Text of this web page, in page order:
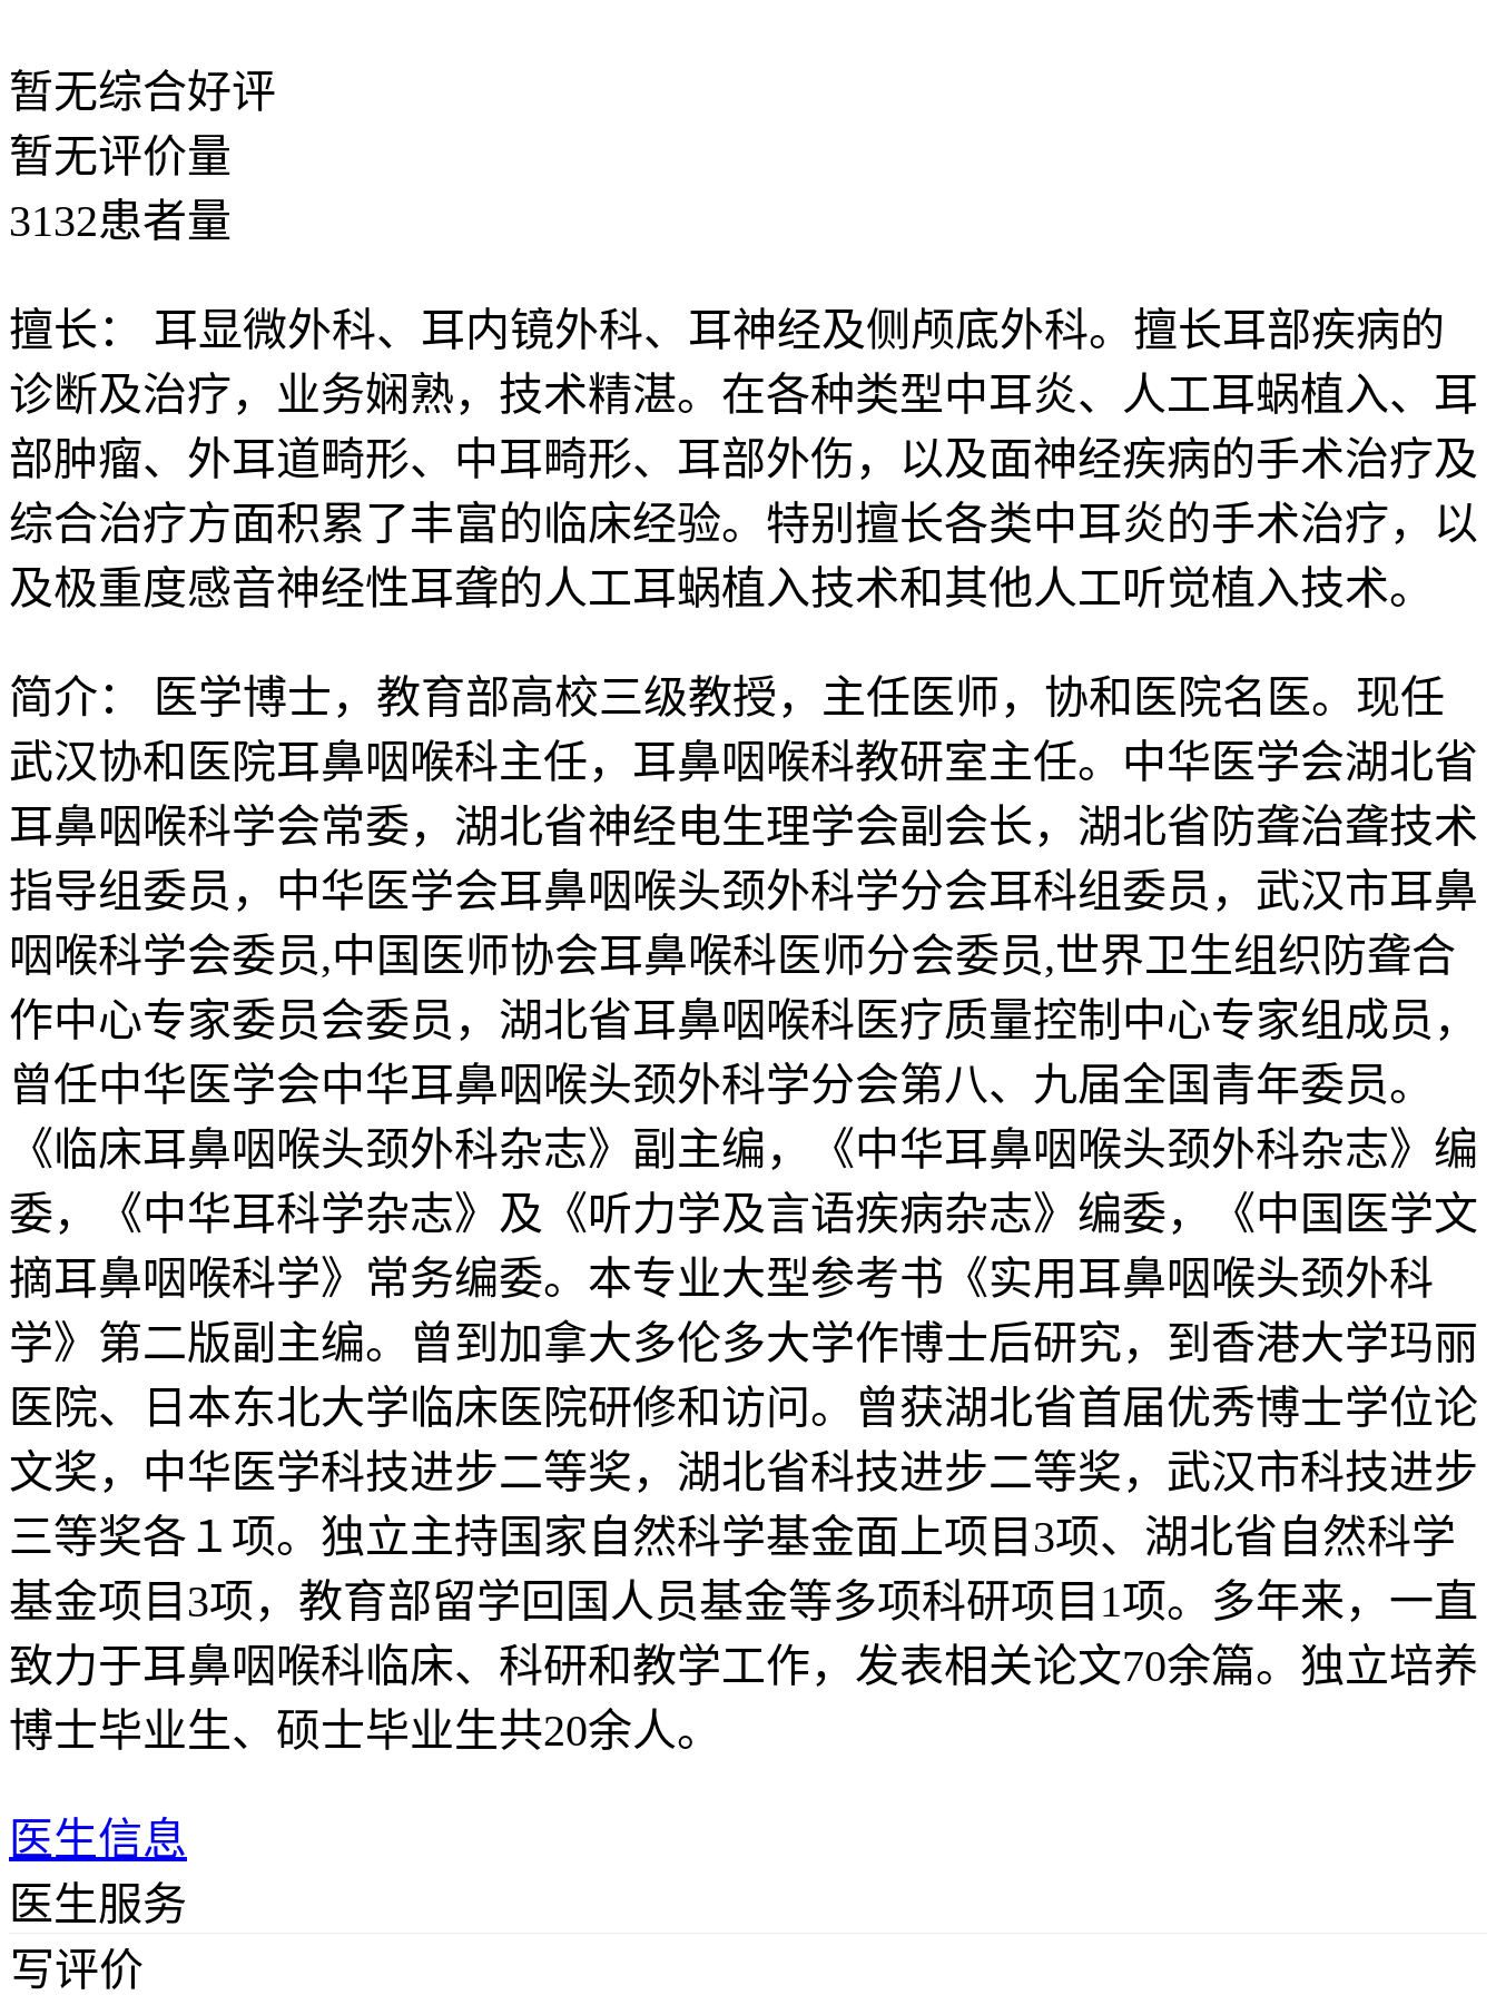
暂无综合好评
暂无评价量
3132患者量
擅长：
耳显微外科、耳内镜外科、耳神经及侧颅底外科。擅长耳部疾病的
诊断及治疗，业务娴熟，技术精湛。在各种类型中耳炎、人工耳蜗植入、耳
部肿瘤、外耳道畸形、中耳畸形、耳部外伤，以及面神经疾病的手术治疗及
综合治疗方面积累了丰富的临床经验。特别擅长各类中耳炎的手术治疗，以
及极重度感音神经性耳聋的人工耳蜗植入技术和其他人工听觉植入技术。
简介：
医学博士，教育部高校三级教授，主任医师，协和医院名医。现任
武汉协和医院耳鼻咽喉科主任，耳鼻咽喉科教研室主任。中华医学会湖北省
耳鼻咽喉科学会常委，湖北省神经电生理学会副会长，湖北省防聋治聋技术
指导组委员，中华医学会耳鼻咽喉头颈外科学分会耳科组委员，武汉市耳鼻
咽喉科学会委员,中国医师协会耳鼻喉科医师分会委员,世界卫生组织防聋合
作中心专家委员会委员，湖北省耳鼻咽喉科医疗质量控制中心专家组成员，
曾任中华医学会中华耳鼻咽喉头颈外科学分会第八、九届全国青年委员。
《临床耳鼻咽喉头颈外科杂志》副主编，《中华耳鼻咽喉头颈外科杂志》编
委，《中华耳科学杂志》及《听力学及言语疾病杂志》编委，《中国医学文
摘耳鼻咽喉科学》常务编委。本专业大型参考书《实用耳鼻咽喉头颈外科
学》第二版副主编。曾到加拿大多伦多大学作博士后研究，到香港大学玛丽
医院、日本东北大学临床医院研修和访问。曾获湖北省首届优秀博士学位论
文奖，中华医学科技进步二等奖，湖北省科技进步二等奖，武汉市科技进步
三等奖各１项。独立主持国家自然科学基金面上项目3项、湖北省自然科学
基金项目3项，教育部留学回国人员基金等多项科研项目1项。多年来，一直
致力于耳鼻咽喉科临床、科研和教学工作，发表相关论文70余篇。独立培养
博士毕业生、硕士毕业生共20余人。
医生信息
医生服务
写评价